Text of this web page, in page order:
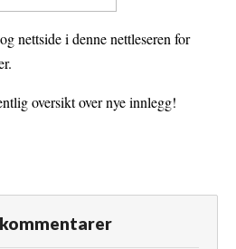
nettside i denne nettleseren for
oversikt over nye innlegg!